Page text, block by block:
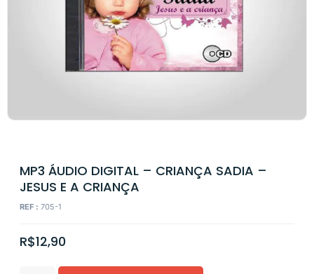
MP3 ÁUDIO DIGITAL – CRIANÇA SADIA –
JESUS E A CRIANÇA
REF : 705-1
R$12,90